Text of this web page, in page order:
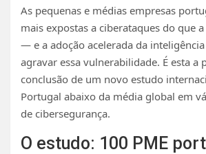
As pequenas e médias empresas
mais expostas a ciberataques do que
— e a adoção acelerada da
agravar essa vulnerabilidade. É esta a
conclusão de um novo estudo
Portugal abaixo da média global em
de cibersegurança.
O estudo: 100 PME